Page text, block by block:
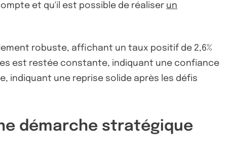
et qu'il est possible de réaliser un
robuste, affichant un taux positif de 2,6%
est restée constante, indiquant une confiance
indiquant une reprise solide après les défis
démarche stratégique